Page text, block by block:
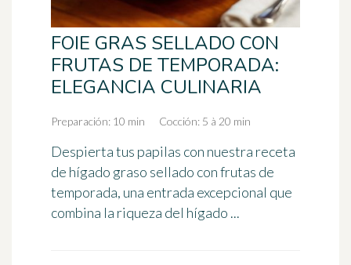
FOIE GRAS SELLADO CON
FRUTAS DE TEMPORADA:
ELEGANCIA CULINARIA
Preparación: 10 min Cocción: 5 à 20 min
Despierta tus papilas con nuestra receta
de hígado graso sellado con frutas de
temporada, una entrada excepcional que
combina la riqueza del hígado ...